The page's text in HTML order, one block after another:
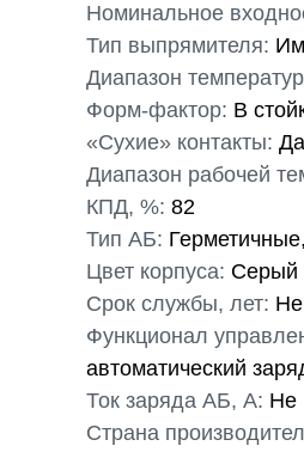
Номинальное
Тип выпрямителя:
Диапазон
Форм-фактор: В
«Сухие» контакты: Да
Диапазон рабочей
КПД, %: 82
Тип АБ:
Цвет корпуса: Серый
Срок службы, лет:
Функционал
автоматический
Ток заряда АБ, А: Не
Страна